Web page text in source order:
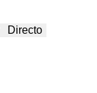
Directo